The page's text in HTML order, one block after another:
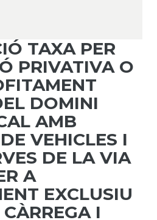
TAXA PER
PRIVATIVA O
DOMINI
AMB
VEHICLES I
DE LA VIA
A
EXCLUSIU
I